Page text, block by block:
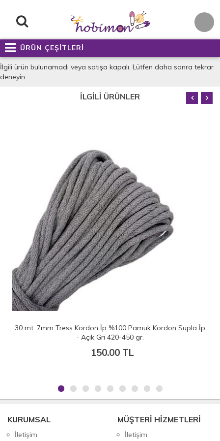
ÜRÜN ÇEŞİTLERİ
İlgili ürün bulunamadı veya satışa kapalı. Lütfen daha sonra tekrar
deneyin.
İLGİLİ ÜRÜNLER
30 mt. 7mm Tress Kordon İp %100 Pamuk Kordon Supla İp
- Açık Gri 420-450 gr.
150.00 TL
KURUMSAL
İletişim
MÜŞTERİ HİZMETLERİ
İletişim